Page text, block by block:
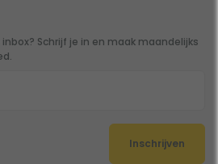
Schrijf je in en maak maandelijks
Inschrijven